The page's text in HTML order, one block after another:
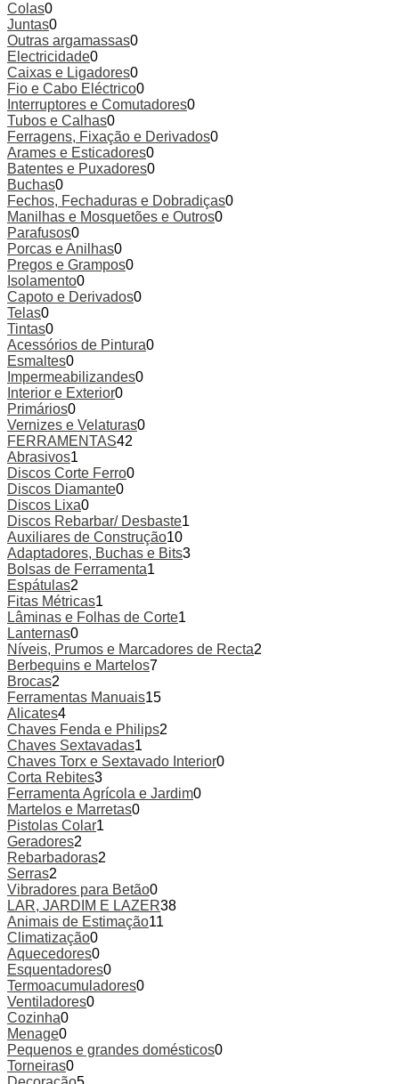
Colas0
Juntas0
Outras argamassas0
Electricidade0
Caixas e Ligadores0
Fio e Cabo Eléctrico0
Interruptores e Comutadores0
Tubos e Calhas0
Ferragens, Fixação e Derivados0
Arames e Esticadores0
Batentes e Puxadores0
Buchas0
Fechos, Fechaduras e Dobradiças0
Manilhas e Mosquetões e Outros0
Parafusos0
Porcas e Anilhas0
Pregos e Grampos0
Isolamento0
Capoto e Derivados0
Telas0
Tintas0
Acessórios de Pintura0
Esmaltes0
Impermeabilizandes0
Interior e Exterior0
Primários0
Vernizes e Velaturas0
FERRAMENTAS42
Abrasivos1
Discos Corte Ferro0
Discos Diamante0
Discos Lixa0
Discos Rebarbar/ Desbaste1
Auxiliares de Construção10
Adaptadores, Buchas e Bits3
Bolsas de Ferramenta1
Espátulas2
Fitas Métricas1
Lâminas e Folhas de Corte1
Lanternas0
Níveis, Prumos e Marcadores de Recta2
Berbequins e Martelos7
Brocas2
Ferramentas Manuais15
Alicates4
Chaves Fenda e Philips2
Chaves Sextavadas1
Chaves Torx e Sextavado Interior0
Corta Rebites3
Ferramenta Agrícola e Jardim0
Martelos e Marretas0
Pistolas Colar1
Geradores2
Rebarbadoras2
Serras2
Vibradores para Betão0
LAR, JARDIM E LAZER38
Animais de Estimação11
Climatização0
Aquecedores0
Esquentadores0
Termoacumuladores0
Ventiladores0
Cozinha0
Menage0
Pequenos e grandes domésticos0
Torneiras0